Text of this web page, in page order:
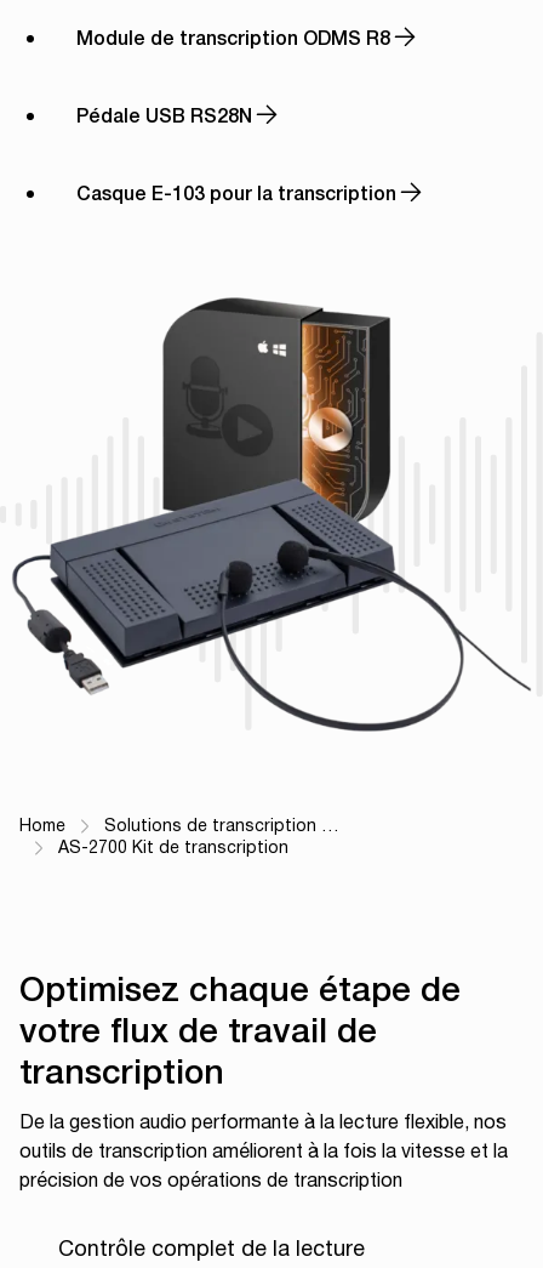
Module de transcription ODMS R8
Pédale USB RS28N
Casque E-103 pour la transcription
Fil d'Ariane
Home
Solutions de transcription …
AS-2700 Kit de transcription
Optimisez chaque étape de
votre flux de travail de
transcription
De la gestion audio performante à la lecture flexible, nos
outils de transcription améliorent à la fois la vitesse et la
précision de vos opérations de transcription
Contrôle complet de la lecture